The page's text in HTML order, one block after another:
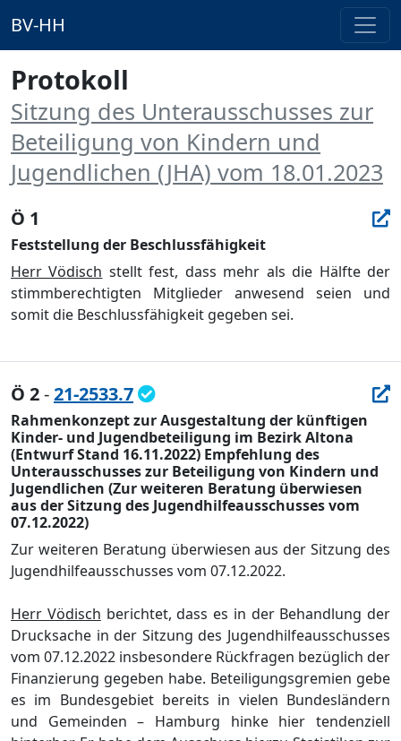
BV-HH
Protokoll
Sitzung des Unterausschusses zur
Beteiligung von Kindern und
Jugendlichen (JHA) vom 18.01.2023
Ö 1
Feststellung der Beschlussfähigkeit
Herr Vödisch stellt fest, dass mehr als die Hälfte der
stimmberechtigten Mitglieder anwesend seien und
somit die Beschlussfähigkeit gegeben sei.
Ö 2-21-2533.7
Rahmenkonzept zur Ausgestaltung der künftigen
Kinder- und Jugendbeteiligung im Bezirk Altona
(Entwurf Stand 16.11.2022) Empfehlung des
Unterausschusses zur Beteiligung von Kindern und
Jugendlichen (Zur weiteren Beratung überwiesen
aus der Sitzung des Jugendhilfeausschusses vom
07.12.2022)
Zur weiteren Beratung überwiesen aus der Sitzung des
Jugendhilfeausschusses vom 07.12.2022.
Herr Vödisch berichtet, dass es in der Behandlung der
Drucksache in der Sitzung des Jugendhilfeausschusses
vom 07.12.2022 insbesondere Rückfragen bezüglich der
Finanzierung gegeben habe. Beteiligungsgremien gebe
es im Bundesgebiet bereits in vielen Bundesländern
und Gemeinden– Hamburg hinke hier tendenziell